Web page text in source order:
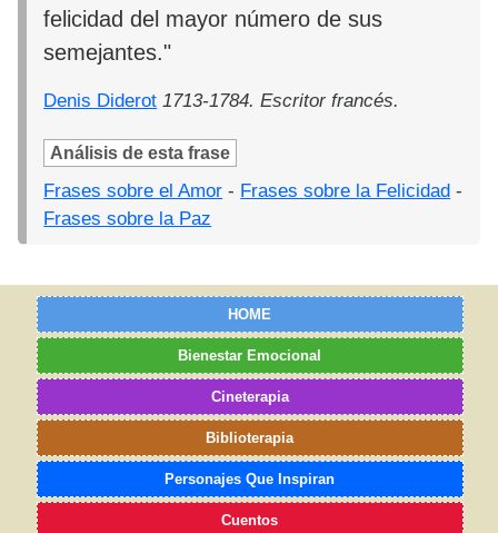
felicidad del mayor número de sus
semejantes."
Denis Diderot 1713-1784. Escritor francés.
Análisis de esta frase
Frases sobre el Amor - Frases sobre la Felicidad -
Frases sobre la Paz
HOME
Bienestar Emocional
Cineterapia
Biblioterapia
Personajes Que Inspiran
Cuentos